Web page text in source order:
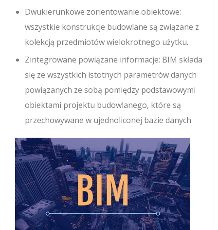
Dwukierunkowe zorientowanie obiektowe:
wszystkie konstrukcje budowlane są związane z
kolekcją przedmiotów wielokrotnego użytku.
Zintegrowane powiązane informacje: BIM składa
się ze wszystkich istotnych parametrów danych
powiązanych ze sobą pomiędzy podstawowymi
obiektami projektu budowlanego, które są
przechowywane w ujednoliconej bazie danych